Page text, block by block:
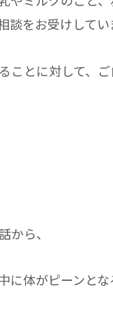
をお受けしてい
ことに対して、
ら、
に体がピーンと